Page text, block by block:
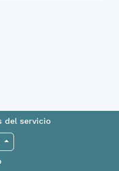
del servicio